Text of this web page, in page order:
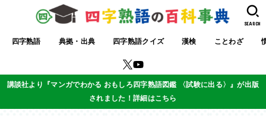
四字熟語 典拠・出典 四字熟語クイズ 漢検 ことわざ
SEARCH
講談社より『マンガでわかる おもしろ四字熟語図鑑 〈試験に出る〉』が出版
されました！詳細はこちら